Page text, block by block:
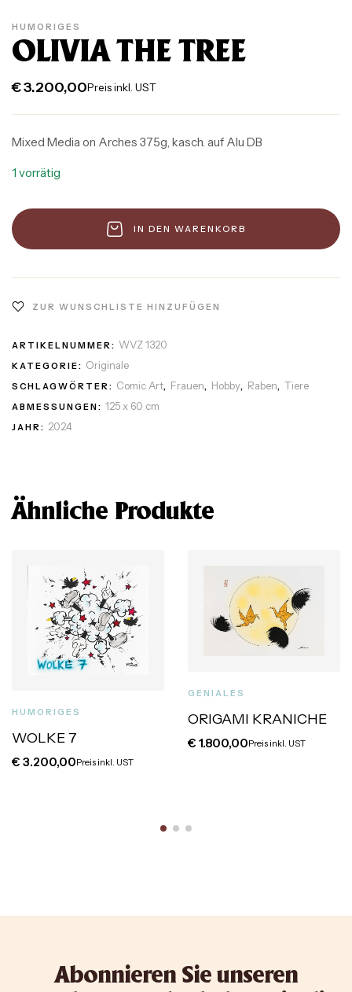
HUMORIGES
OLIVIA THE TREE
€3.200,00Preis inkl. UST
Mixed Media on Arches 375g, kasch. auf Alu DB
1 vorrätig
IN DEN WARENKORB
ZUR WUNSCHLISTE HINZUFÜGEN
ARTIKELNUMMER: WVZ 1320
KATEGORIE: Originale
SCHLAGWÖRTER: Comic Art, Frauen, Hobby, Raben, Tiere
ABMESSUNGEN: 125 x 60 cm
JAHR: 2024
Ähnliche Produkte
HUMORIGES
WOLKE 7
€ 3.200,00Preis inkl. UST
GENIALES
ORIGAMI KRANICHE
€ 1.800,00Preis inkl. UST
Abonnieren Sie unseren